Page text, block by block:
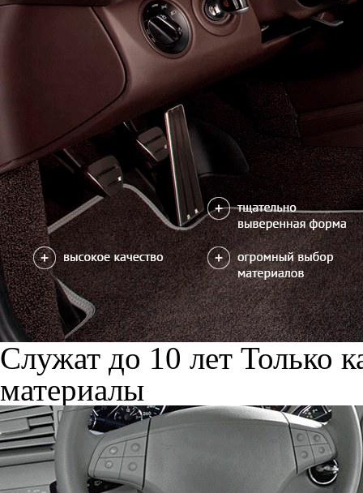
Служат до 10 лет Только
материалы